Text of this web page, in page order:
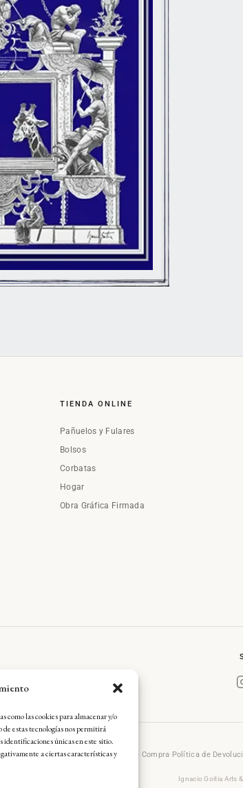
como las cookies para almacenar y/o
estas tecnologías nos permitirá
identificaciones únicas en este sitio.
a ciertas características y
TIENDA ONLINE
Pañuelos y Fulares
Bolsos
Corbatas
Hogar
Obra Gráfica Firmada
Aviso Legal·Condiciones Generales de Compra·Política de
Ignacio Goitia Arts